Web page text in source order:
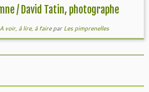
/ David Tatin, photographe
A voir, à lire, à faireparLes pimprenelles